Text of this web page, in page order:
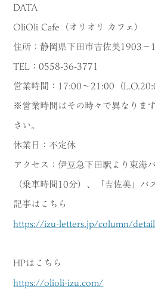
DATA
OliOli Cafe（オリオリ カフェ）
住所：静岡県下田市吉佐美
TEL：0558-36-3771
営業時間：17:00～21:00（
※営業時間はその時々で異なりま
さい。
休業日：不定休
アクセス：伊豆急下田駅より東海
（乗車時間10分）、「吉佐美」バ
記事はこちら
https://izu-letters.jp/column/
HPはこちら
https://olioli-izu.com/